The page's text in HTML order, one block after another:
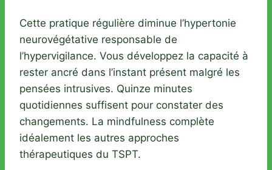
Cette pratique régulière diminue l’hypertonie
neurovégétative responsable de
l’hypervigilance. Vous développez la capacité à
rester ancré dans l’instant présent malgré les
pensées intrusives. Quinze minutes
quotidiennes suffisent pour constater des
changements. La mindfulness complète
idéalement les autres approches
thérapeutiques du TSPT.